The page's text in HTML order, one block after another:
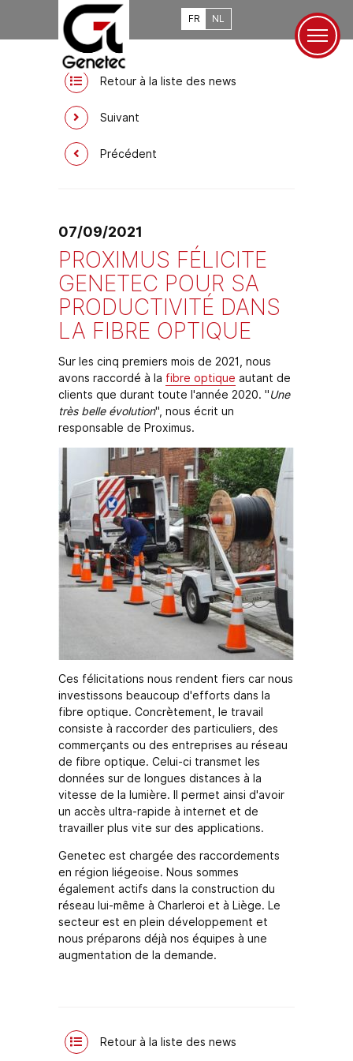
FR NL
Retour à la liste des news
Suivant
Précédent
07/09/2021
PROXIMUS FÉLICITE
GENETEC POUR SA
PRODUCTIVITÉ DANS
LA FIBRE OPTIQUE
Sur les cinq premiers mois de 2021, nous
avons raccordé à la fibre optique autant de
clients que durant toute l'année 2020. "Une
très belle évolution", nous écrit un
responsable de Proximus.
Ces félicitations nous rendent fiers car nous
investissons beaucoup d'efforts dans la
fibre optique. Concrètement, le travail
consiste à raccorder des particuliers, des
commerçants ou des entreprises au réseau
de fibre optique. Celui-ci transmet les
données sur de longues distances à la
vitesse de la lumière. Il permet ainsi d'avoir
un accès ultra-rapide à internet et de
travailler plus vite sur des applications.
Genetec est chargée des raccordements
en région liégeoise. Nous sommes
également actifs dans la construction du
réseau lui-même à Charleroi et à Liège. Le
secteur est en plein développement et
nous préparons déjà nos équipes à une
augmentation de la demande.
Retour à la liste des news